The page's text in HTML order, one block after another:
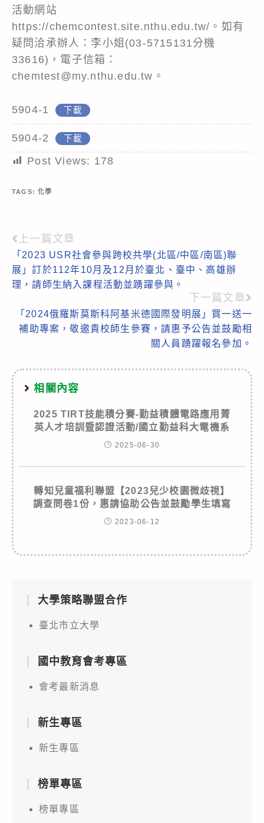
活動網站
https://chemcontest.site.nthu.edu.tw/。如有
疑問洽承辦人：李小姐(03-5715131分機
33616)，電子信箱：
chemtest@my.nthu.edu.tw。
5904-1 下載
5904-2 下載
Post Views: 178
TAGS:化學
Read
more
articles
上一篇文章
「2023 USR社會參與跨校共學(北區/中區/南區)聯
展」訂於112年10月及12月於臺北、臺中、高雄辦
理，請師生納入課程活動並踴躍參與。
下一篇文章
「2024俄羅斯莫斯科阿基米德國際發明展」買一送一
補助專案，敬邀貴校師生參賽，請惠予公告並鼓勵相
關人員踴躍報名參加。
相關內容
2025 TIRT技能積分賽-勤益積體電路應用菁
英人才培訓暨認證活動/國立勤益科大電機系
2025-06-30
轉知兒童福利聯盟【2023兒少校園微歧視】
調查問卷1份，惠請協助公告並鼓勵學生填寫
2023-06-12
大學策略聯盟合作
臺北市立大學
國中教育會考專區
會考最新消息
新生專區
新生專區
榜單專區
榜單專區